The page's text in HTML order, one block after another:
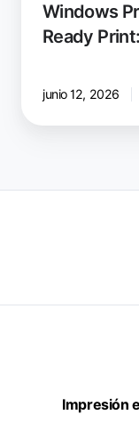
Windows
Ready
junio 12, 2026
Impresión